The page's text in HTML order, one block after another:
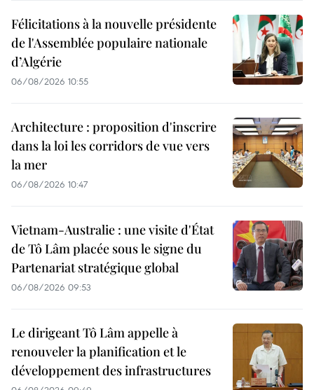
Félicitations à la nouvelle présidente
de l'Assemblée populaire nationale
d’Algérie
06/08/2026 10:55
Architecture : proposition d'inscrire
dans la loi les corridors de vue vers
la mer
06/08/2026 10:47
Vietnam-Australie : une visite d'État
de Tô Lâm placée sous le signe du
Partenariat stratégique global
06/08/2026 09:53
Le dirigeant Tô Lâm appelle à
renouveler la planification et le
développement des infrastructures